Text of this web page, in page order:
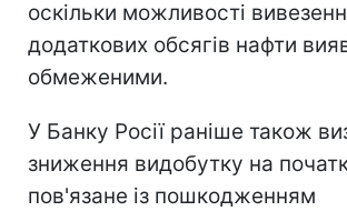
оскільки можливості
додаткових обсягів нафти
обмеженими.
У Банку Росії раніше також
зниження видобутку на
пов'язане із пошкодженням